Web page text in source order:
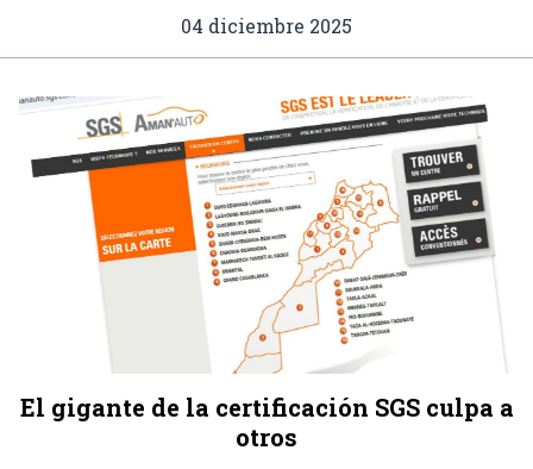
04 diciembre 2025
El gigante de la certificación SGS culpa a
otros